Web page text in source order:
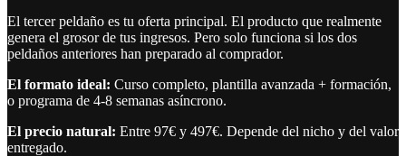
El tercer peldaño es tu oferta principal. El producto que realmente
genera el grosor de tus ingresos. Pero solo funciona si los dos
peldaños anteriores han preparado al comprador.
El formato ideal: Curso completo, plantilla avanzada + formación,
o programa de 4-8 semanas asíncrono.
El precio natural: Entre 97€ y 497€. Depende del nicho y del valor
entregado.